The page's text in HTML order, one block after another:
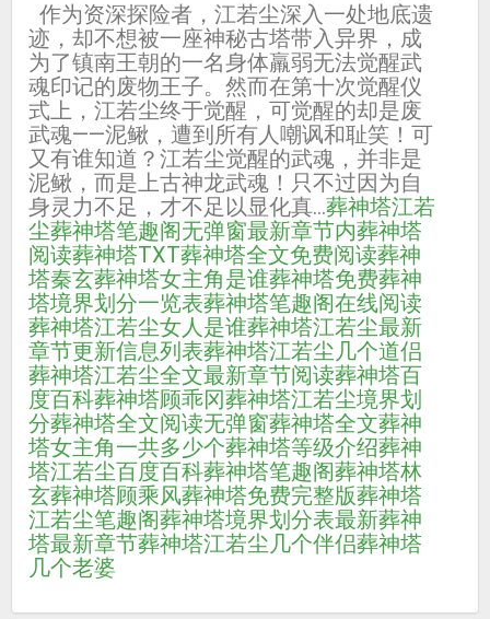
作为资深探险者，江若尘深入一处地底遗
迹，却不想被一座神秘古塔带入异界，成
为了镇南王朝的一名身体羸弱无法觉醒武
魂印记的废物王子。然而在第十次觉醒仪
式上，江若尘终于觉醒，可觉醒的却是废
武魂——泥鳅，遭到所有人嘲讽和耻笑！可
又有谁知道？江若尘觉醒的武魂，并非是
泥鳅，而是上古神龙武魂！只不过因为自
身灵力不足，才不足以显化真...葬神塔江若
尘葬神塔笔趣阁无弹窗最新章节内葬神塔
阅读葬神塔TXT葬神塔全文免费阅读葬神
塔秦玄葬神塔女主角是谁葬神塔免费葬神
塔境界划分一览表葬神塔笔趣阁在线阅读
葬神塔江若尘女人是谁葬神塔江若尘最新
章节更新信息列表葬神塔江若尘几个道侣
葬神塔江若尘全文最新章节阅读葬神塔百
度百科葬神塔顾乖冈葬神塔江若尘境界划
分葬神塔全文阅读无弹窗葬神塔全文葬神
塔女主角一共多少个葬神塔等级介绍葬神
塔江若尘百度百科葬神塔笔趣阁葬神塔林
玄葬神塔顾乘风葬神塔免费完整版葬神塔
江若尘笔趣阁葬神塔境界划分表最新葬神
塔最新章节葬神塔江若尘几个伴侣葬神塔
几个老婆